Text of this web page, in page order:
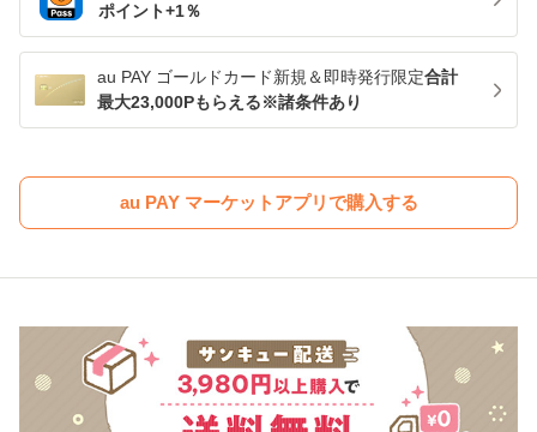
ポイント+1％
au PAY ゴールドカード新規＆即時発行限定合計
最大23,000Pもらえる※諸条件あり
au PAY マーケットアプリで購入する